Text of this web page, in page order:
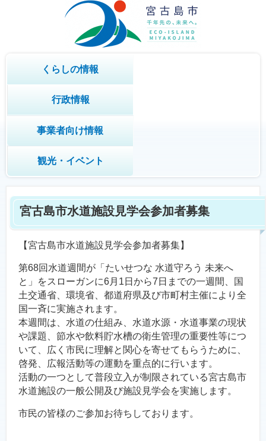
くらしの情報
行政情報
事業者向け情報
観光・イベント
宮古島市水道施設見学会参加者募集
【宮古島市水道施設見学会参加者募集】
第68回水道週間が「たいせつな 水道守ろう 未来へ
と」をスローガンに6月1日から7日までの一週間、国
土交通省、環境省、都道府県及び市町村主催により全
国一斉に実施されます。
本週間は、水道の仕組み、水道水源・水道事業の現状
や課題、節水や飲料貯水槽の衛生管理の重要性等につ
いて、広く市民に理解と関心を寄せてもらうために、
啓発、広報活動等の運動を重点的に行います。
活動の一つとして普段立入が制限されている宮古島市
水道施設の一般公開及び施設見学会を実施します。
市民の皆様のご参加お待ちしております。